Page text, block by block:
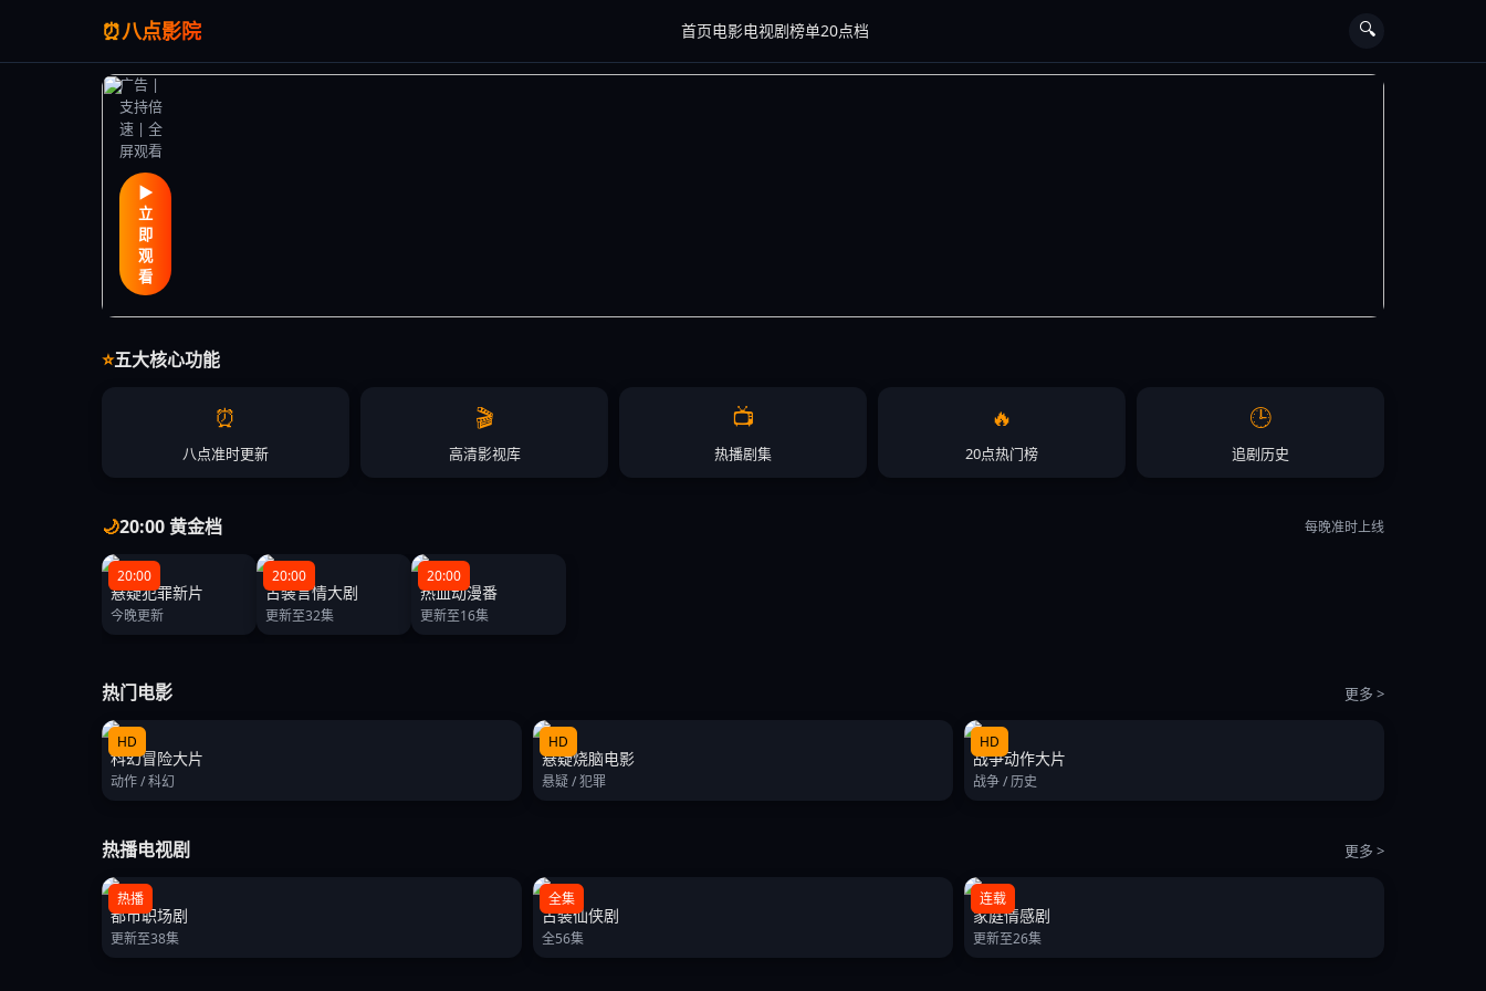
⏰八点影院 首页电影电视剧榜单20点档 🔍
高清免
费 | 无
广告 |
支持倍
速 | 全
屏观看
▶
立
即
观
看
⭐五大核心功能
⏰
八点准时更新
🎬
高清影视库
📺
热播剧集
🔥
20点热门榜
🕒
追剧历史
🌙20:00 黄金档 每晚准时上线
20:00
悬疑犯罪新片
今晚更新
20:00
古装言情大剧
更新至32集
20:00
热血动漫番
更新至16集
热门电影 更多 >
HD
科幻冒险大片
动作 / 科幻
HD
悬疑烧脑电影
悬疑 / 犯罪
HD
战争动作大片
战争 / 历史
热播电视剧 更多 >
热播
都市职场剧
更新至38集
全集
古装仙侠剧
全56集
连载
家庭情感剧
更新至26集